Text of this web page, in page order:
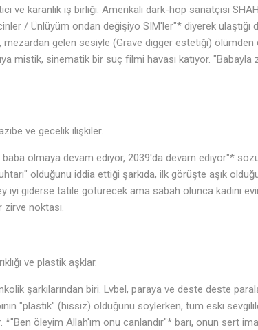
ve karanlık iş birliği. Amerikalı dark-hop sanatçısı
/ Ünlüyüm ondan değişiyo SIM'ler"* diyerek ulaştığı
mezardan gelen sesiyle (Grave digger estetiği)
mistik, sinematik bir suç filmi havası katıyor.
ve gecelik ilişkiler.
olmaya devam ediyor, 2039'da devam ediyor"*
olduğunu iddia ettiği şarkıda, ilk görüşte aşık
iyi giderse tatile götürecek ama sabah olunca kadını
noktası.
ve plastik aşklar.
şarkılarından biri. Lvbel, paraya ve deste deste
"plastik" (hissiz) olduğunu söylerken, tüm eski
öleyim Allah'ım onu canlandır"* barı, onun sert